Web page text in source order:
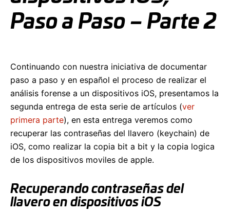
Paso a Paso – Parte 2
Continuando con nuestra iniciativa de documentar
paso a paso y en español el proceso de realizar el
análisis forense a un dispositivos iOS, presentamos la
segunda entrega de esta serie de artículos (ver
primera parte), en esta entrega veremos como
recuperar las contraseñas del llavero (keychain) de
iOS, como realizar la copia bit a bit y la copia logica
de los dispositivos moviles de apple.
Recuperando contraseñas del
llavero en dispositivos iOS